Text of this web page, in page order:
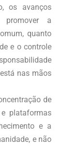
os avanços
a
quanto
e o controle
nas mãos
de
plataformas
e a
e não